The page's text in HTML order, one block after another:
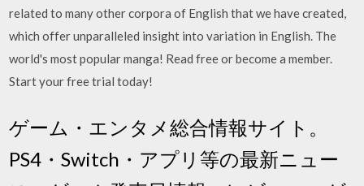
related to many other corpora of English that we have created,
which offer unparalleled insight into variation in English. The
world's most popular manga! Read free or become a member.
Start your free trial today!
ゲーム・エンタメ総合情報サイト。
PS4・Switch・アプリ等の最新ニュー